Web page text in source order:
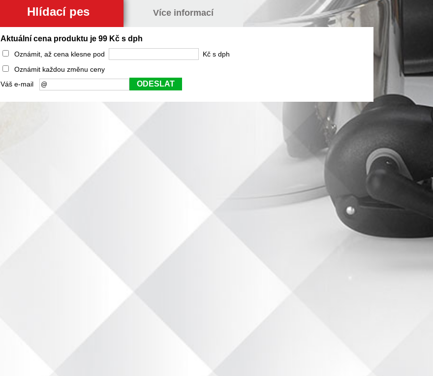
Hlídací pes Více informací
Aktuální cena produktu je 99 Kč s dph
Oznámit, až cena klesne pod
Kč s dph
Oznámit každou změnu ceny
Váš e-mail
ODESLAT